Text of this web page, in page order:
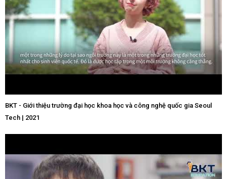
BKT - Giới thiệu trường đại học khoa học và công nghệ quốc gia Seoul
Tech | 2021